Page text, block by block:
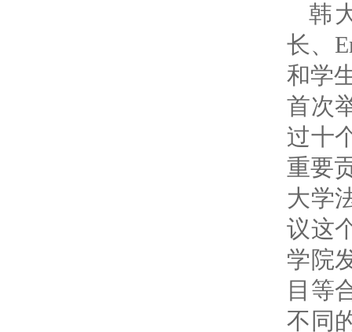
韩
长、
和学
首次
过十
重要
大学
议这
学院
目等
不同